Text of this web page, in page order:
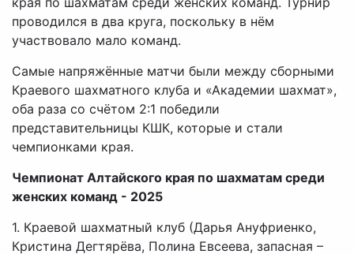
проводился в два круга, поскольку в нём
участвовало мало команд.
Самые напряжённые матчи были между сборными
Краевого шахматного клуба и «Академии шахмат»,
оба раза со счётом 2:1 победили
представительницы КШК, которые и стали
чемпионками края.
Чемпионат Алтайского края по шахматам среди
женских команд - 2025
1. Краевой шахматный клуб (Дарья Ануфриенко,
Кристина Дегтярёва, Полина Евсеева, запасная –